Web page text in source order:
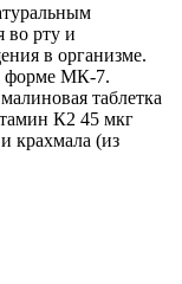
во рту и
в организме.
форме МК-7.
таблетка
К2 45 мкг
крахмала (из